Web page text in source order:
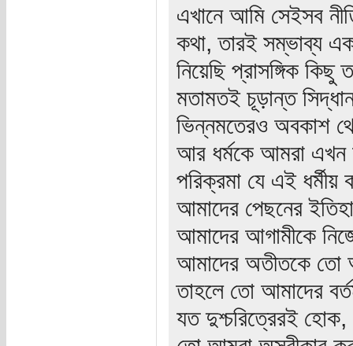
এখানে আমি সেইসব
কথা, তারই সম্ভাব্য
নিয়েছি প্রাসঙ্গিক
মতামতই চূড়ান্ত
ভিন্নমতেরও অবকাশ
আর ধর্মকে আমরা এখন
পরিক্রমা যে এই ধর্মীয়
আমাদের পেছনের
আমাদের আগামীকে
আমাদের অতীতকে তো
তাহলে তো আমাদের
যত দুশ্চরিত্রেরই